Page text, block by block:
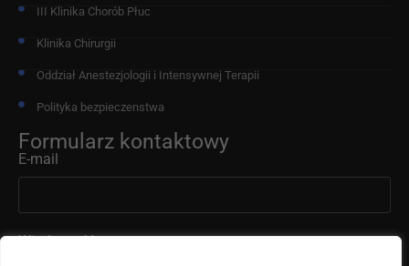
III Klinika Chorób Płuc
Klinika Chirurgii
Oddział Anestezjologii i Intensywnej Terapii
Polityka bezpieczenstwa
Formularz kontaktowy
E-mail
Wiadomość